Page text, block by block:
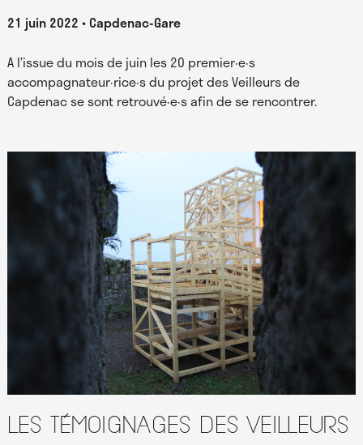
21 juin 2022 Capdenac-Gare
A l’issue du mois de juin les 20 premier·e·s
accompagnateur·rice·s du projet des Veilleurs de
Capdenac se sont retrouvé·e·s afin de se rencontrer.
Les témoignages des Veilleurs